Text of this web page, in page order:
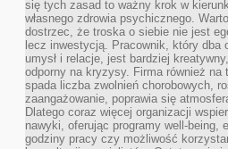
się tych zasad to ważny krok w
własnego zdrowia psychicznego.
dostrzec, że troska o siebie nie jest
lecz inwestycją. Pracownik, który dba
umysł i relacje, jest bardziej
odporny na kryzysy. Firma również na
spada liczba zwolnień chorobowych,
zaangażowanie, poprawia się
Dlatego coraz więcej organizacji
nawyki, oferując programy well-being,
godziny pracy czy możliwość